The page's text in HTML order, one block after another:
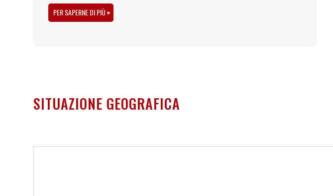
PER SAPERNE DI PIÙ
SITUAZIONE GEOGRAFICA